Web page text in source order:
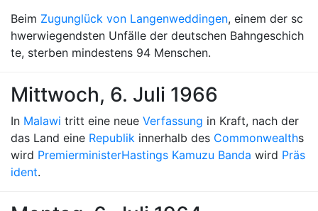
Beim Zugunglück von Langenweddingen, einem der sc
hwerwiegendsten Unfälle der deutschen Bahngeschich
te, sterben mindestens 94 Menschen.
Mittwoch, 6. Juli 1966
In Malawi tritt eine neue Verfassung in Kraft, nach der
das Land eine Republik innerhalb des Commonwealths
wird PremierministerHastings Kamuzu Banda wird Präs
ident.